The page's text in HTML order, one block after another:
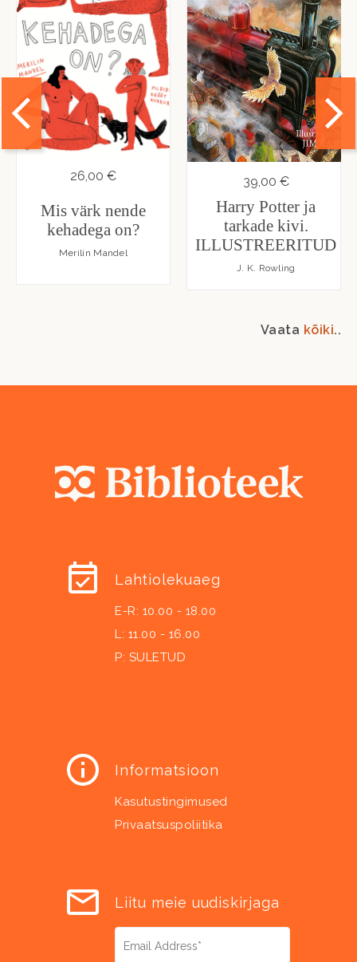
26,00 €
Mis värk nende
kehadega on?
Merilin Mandel
39,00 €
Harry Potter ja
tarkade kivi.
ILLUSTREERITUD
J. K. Rowling
Vaata kõiki..
Lahtiolekuaeg
E-R: 10.00 - 18.00
L: 11.00 - 16.00
P: SULETUD
Informatsioon
Kasutustingimused
Privaatsuspoliitika
Liitu meie uudiskirjaga